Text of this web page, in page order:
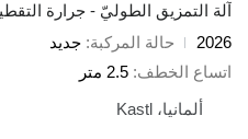
الطوليّ - جرارة التقطيع جزازة
حالة المركبة جديد
الخطف
2.5 متر